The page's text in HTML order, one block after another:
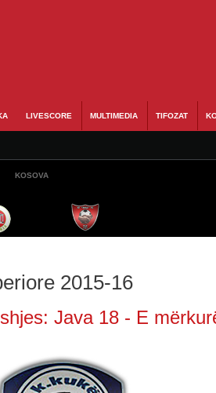
LIVESCORE MULTIMEDIA TIFOZAT
KOSOVA
2015-16
Java 18 - E